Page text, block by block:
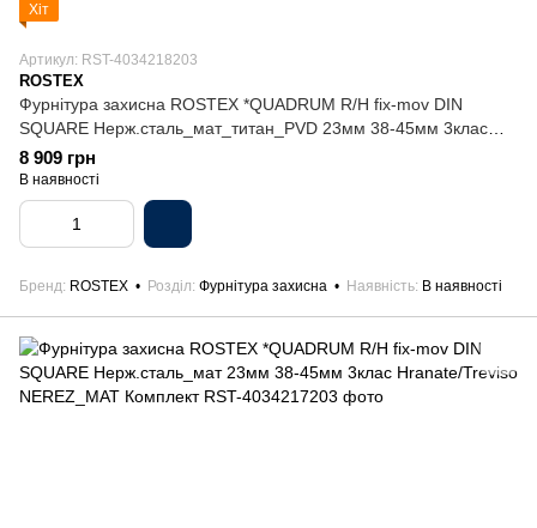
Хіт
Артикул: RST-4034218203
ROSTEX
Фурнітура захисна ROSTEX *QUADRUM R/H fix-mov DIN
SQUARE Нерж.сталь_мат_титан_PVD 23мм 38-45мм 3клас
Hranate/Treviso NEREZ_MAT_TI Комплект
8 909 грн
В наявності
Бренд ROSTEX Розділ Фурнітура захисна Наявність В наявності